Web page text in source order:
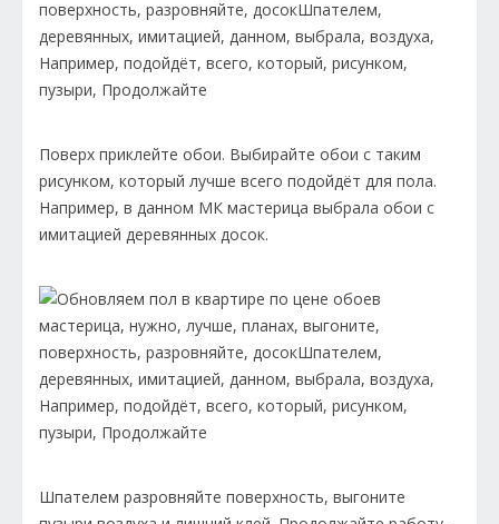
Поверх приклейте обои. Выбирайте обои с таким
рисунком, который лучше всего подойдёт для пола.
Например, в данном МК мастерица выбрала обои с
имитацией деревянных досок.
Шпателем разровняйте поверхность, выгоните